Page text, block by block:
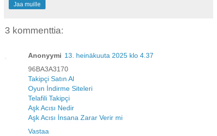
Jaa muille
3 kommenttia:
Anonyymi 13. heinäkuuta 2025 klo 4.37
96BA3A3170
Takipçi Satın Al
Oyun İndirme Siteleri
Telafili Takipçi
Aşk Acısı Nedir
Aşk Acısı İnsana Zarar Verir mi
Vastaa